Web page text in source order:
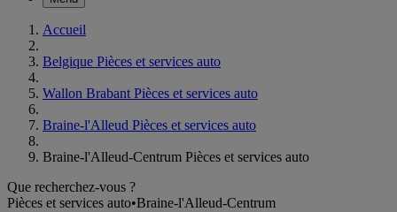
Accueil
Belgique Pièces et services auto
Wallon Brabant Pièces et services auto
Braine-l'Alleud Pièces et services auto
Braine-l'Alleud-Centrum Pièces et services auto
Que recherchez-vous ?
Pièces et services auto•Braine-l'Alleud-Centrum